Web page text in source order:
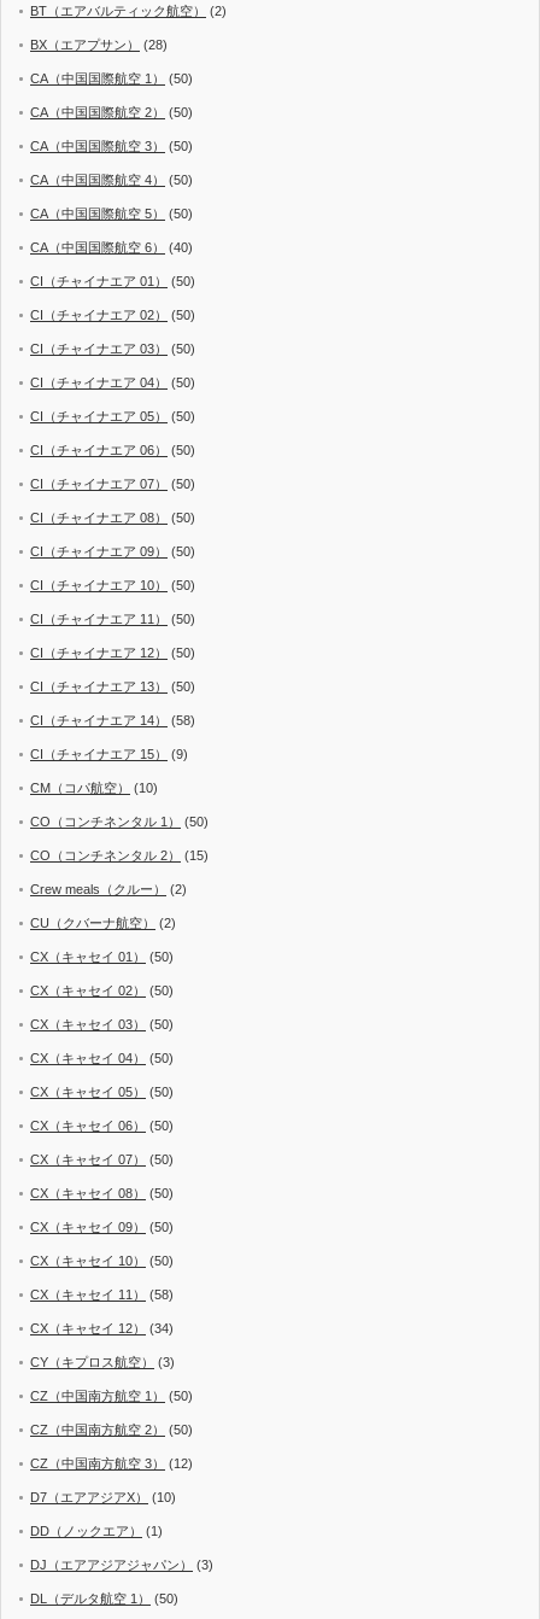
BT（エアバルティック航空） (2)
BX（エアプサン） (28)
CA（中国国際航空 1） (50)
CA（中国国際航空 2） (50)
CA（中国国際航空 3） (50)
CA（中国国際航空 4） (50)
CA（中国国際航空 5） (50)
CA（中国国際航空 6） (40)
CI（チャイナエア 01） (50)
CI（チャイナエア 02） (50)
CI（チャイナエア 03） (50)
CI（チャイナエア 04） (50)
CI（チャイナエア 05） (50)
CI（チャイナエア 06） (50)
CI（チャイナエア 07） (50)
CI（チャイナエア 08） (50)
CI（チャイナエア 09） (50)
CI（チャイナエア 10） (50)
CI（チャイナエア 11） (50)
CI（チャイナエア 12） (50)
CI（チャイナエア 13） (50)
CI（チャイナエア 14） (58)
CI（チャイナエア 15） (9)
CM（コパ航空） (10)
CO（コンチネンタル 1） (50)
CO（コンチネンタル 2） (15)
Crew meals（クルー） (2)
CU（クバーナ航空） (2)
CX（キャセイ 01） (50)
CX（キャセイ 02） (50)
CX（キャセイ 03） (50)
CX（キャセイ 04） (50)
CX（キャセイ 05） (50)
CX（キャセイ 06） (50)
CX（キャセイ 07） (50)
CX（キャセイ 08） (50)
CX（キャセイ 09） (50)
CX（キャセイ 10） (50)
CX（キャセイ 11） (58)
CX（キャセイ 12） (34)
CY（キプロス航空） (3)
CZ（中国南方航空 1） (50)
CZ（中国南方航空 2） (50)
CZ（中国南方航空 3） (12)
D7（エアアジアX） (10)
DD（ノックエア） (1)
DJ（エアアジアジャパン） (3)
DL（デルタ航空 1） (50)